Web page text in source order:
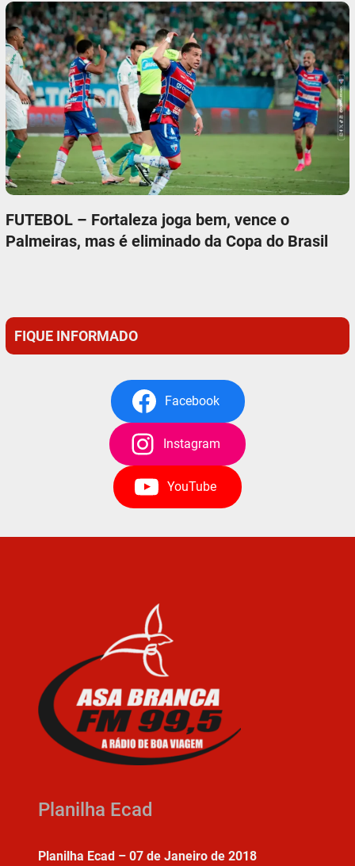
FUTEBOL – Fortaleza joga bem, vence o
Palmeiras, mas é eliminado da Copa do Brasil
FIQUE INFORMADO
Facebook
Instagram
YouTube
Planilha Ecad
Planilha Ecad – 07 de Janeiro de 2018